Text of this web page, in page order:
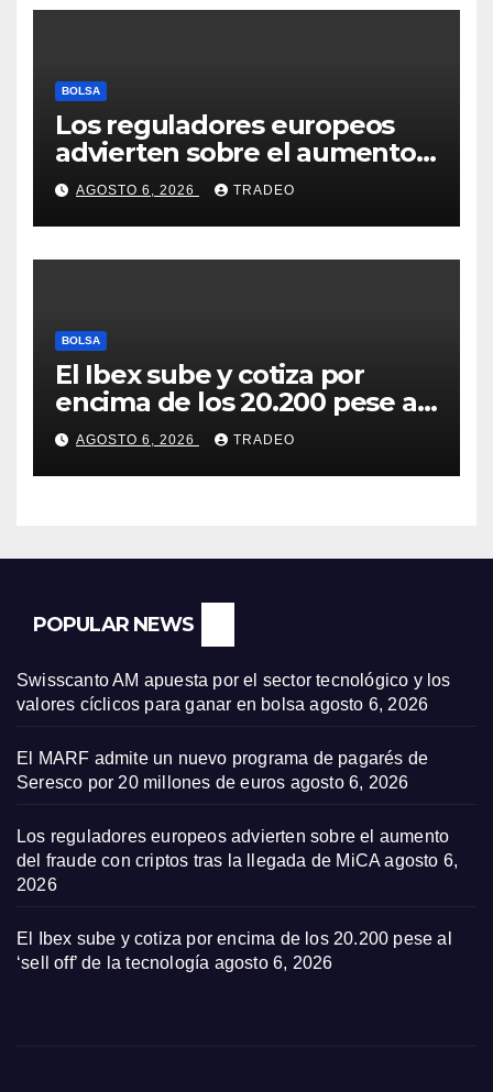
BOLSA
Los reguladores europeos
advierten sobre el aumento
del fraude con criptos tras la
llegada de MiCA
AGOSTO 6, 2026 TRADEO
BOLSA
El Ibex sube y cotiza por
encima de los 20.200 pese al
‘sell off’ de la tecnología
AGOSTO 6, 2026 TRADEO
POPULAR NEWS
Swisscanto AM apuesta por el sector tecnológico y los
valores cíclicos para ganar en bolsa agosto 6, 2026
El MARF admite un nuevo programa de pagarés de
Seresco por 20 millones de euros agosto 6, 2026
Los reguladores europeos advierten sobre el aumento
del fraude con criptos tras la llegada de MiCA agosto 6,
2026
El Ibex sube y cotiza por encima de los 20.200 pese al
‘sell off’ de la tecnología agosto 6, 2026